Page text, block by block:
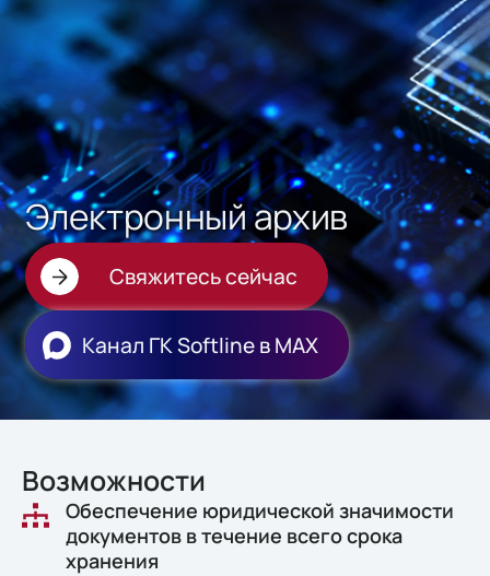
Электронный архив
Свяжитесь сейчас
Канал ГК Softline в МАХ
Возможности
Обеспечение юридической значимости
документов в течение всего срока
хранения